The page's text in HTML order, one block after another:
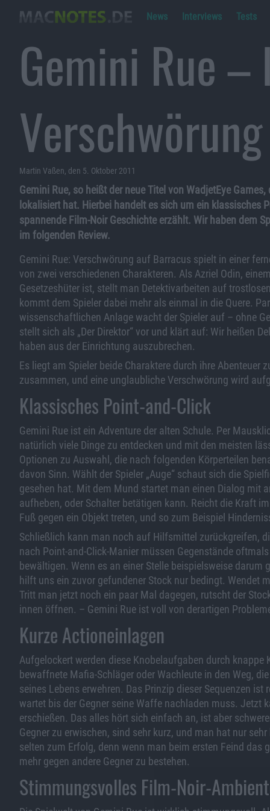
News Interviews Tests
Gemini Rue –
Martin Vaßen, den 5. Oktober 2011
Gemini Rue, so heißt der neue Titel von WadjetEye
lokalisiert hat. Hierbei handelt es sich um ein klassisches
spannende Film-Noir Geschichte erzählt. Wir haben dem
im folgenden Review.
Gemini Rue: Verschwörung auf Barracus spielt in einer
von zwei verschiedenen Charakteren. Als Azriel Odin,
Gesetzeshüter ist, stellt man Detektivarbeiten auf
kommt dem Spieler dabei mehr als einmal in die Quere.
wissenschaftlichen Anlage wacht der Spieler auf – ohne
stellt sich als „Der Direktor“ vor und klärt auf: Wir heißen
haben aus der Einrichtung auszubrechen.
Es liegt am Spieler beide Charaktere durch ihre
zusammen, und eine unglaubliche Verschwörung wird
Klassisches Point-and-Click
Gemini Rue ist ein Adventure der alten Schule. Per
natürlich viele Dinge zu entdecken und mit den meisten
Optionen zu Auswahl, die nach folgenden Körperteilen
davon Sinn. Wählt der Spieler „Auge“ schaut sich die
gesehen hat. Mit dem Mund startet man einen Dialog mit
aufheben, oder Schalter betätigen kann. Reicht die Kraft
Fuß gegen ein Objekt treten, und so zum Beispiel
Schließlich kann man noch auf Hilfsmittel zurückgreifen,
nach Point-and-Click-Manier müssen Gegenstände
bewältigen. Wenn es an einer Stelle beispielsweise
hilft uns ein zuvor gefundener Stock nur bedingt. Wendet
Tritt man jetzt noch ein paar Mal dagegen, rutscht der
innen öffnen. – Gemini Rue ist voll von derartigen
Kurze Actioneinlagen
Aufgelockert werden diese Knobelaufgaben durch
bewaffnete Mafia-Schläger oder Wachleute in den Weg,
seines Lebens erwehren. Das Prinzip dieser Sequenzen
wartet bis der Gegner seine Waffe nachladen muss. Jetzt
erschießen. Das alles hört sich einfach an, ist aber
Gegner zu erwischen, sind sehr kurz, und man hat nur
selten zum Erfolg, denn wenn man beim ersten Feind
mehr gegen andere Gegner zu bestehen.
Stimmungsvolles Film-Noir-